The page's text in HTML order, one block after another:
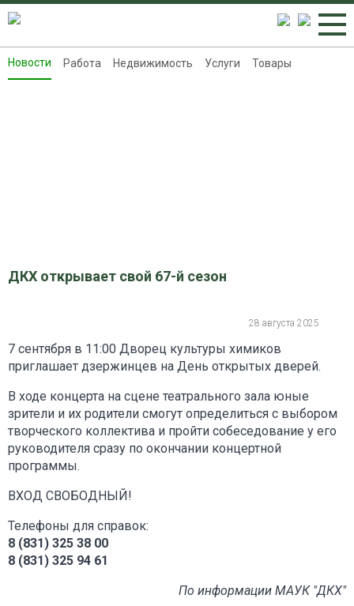
Новости
Новости Работа Недвижимость Услуги Товары
ДКХ открывает свой 67-й сезон
28 августа 2025
7 сентября в 11:00 Дворец культуры химиков
приглашает дзержинцев на День открытых дверей.
В ходе концерта на сцене театрального зала юные
зрители и их родители смогут определиться с выбором
творческого коллектива и пройти собеседование у его
руководителя сразу по окончании концертной
программы.
ВХОД СВОБОДНЫЙ!
Телефоны для справок:
8 (831) 325 38 00
8 (831) 325 94 61
По информации МАУК "ДКХ"